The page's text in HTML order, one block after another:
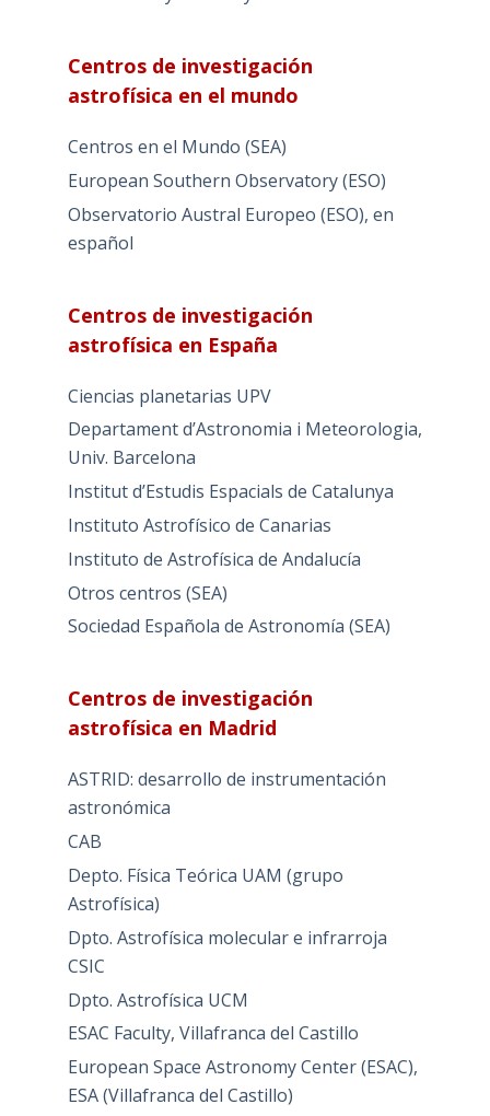
Centros de investigación
astrofísica en el mundo
Centros en el Mundo (SEA)
European Southern Observatory (ESO)
Observatorio Austral Europeo (ESO), en
español
Centros de investigación
astrofísica en España
Ciencias planetarias UPV
Departament d’Astronomia i Meteorologia,
Univ. Barcelona
Institut d’Estudis Espacials de Catalunya
Instituto Astrofísico de Canarias
Instituto de Astrofísica de Andalucía
Otros centros (SEA)
Sociedad Española de Astronomía (SEA)
Centros de investigación
astrofísica en Madrid
ASTRID: desarrollo de instrumentación
astronómica
CAB
Depto. Física Teórica UAM (grupo
Astrofísica)
Dpto. Astrofísica molecular e infrarroja
CSIC
Dpto. Astrofísica UCM
ESAC Faculty, Villafranca del Castillo
European Space Astronomy Center (ESAC),
ESA (Villafranca del Castillo)